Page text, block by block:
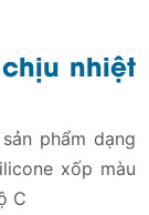
nhiệt
phẩm dạng
xốp màu
C